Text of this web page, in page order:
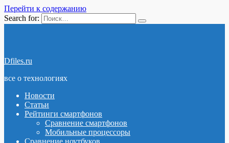
Перейти к содержанию
Search for:
Dfiles.ru
все о технологиях
Новости
Статьи
Рейтинги смартфонов
Сравнение смартфонов
Мобильные процессоры
Сравнение ноутбуков